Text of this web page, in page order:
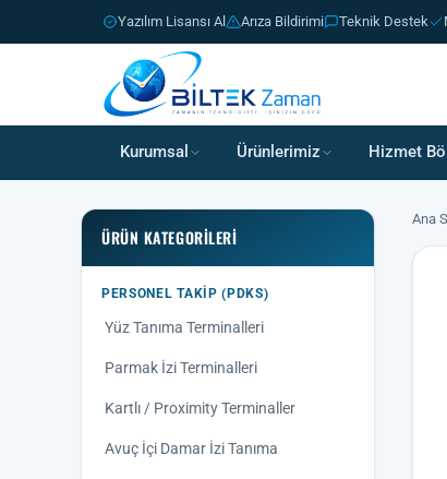
Yazılım Lisansı Al Arıza Bildirimi Teknik Destek
Kurumsal Ürünlerimiz Hizmet
ÜRÜN KATEGORILERI
PERSONEL TAKIP (PDKS)
Yüz Tanıma Terminalleri
Parmak İzi Terminalleri
Kartlı / Proximity Terminaller
Avuç İçi Damar İzi Tanıma
Ana